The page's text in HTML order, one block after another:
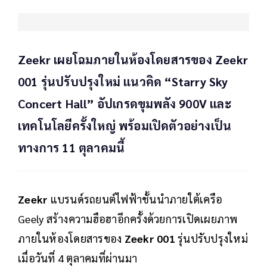
Zeekr เผยโฉมภายในห้องโดยสารของ Zeekr
001 รุ่นปรับปรุงใหม่ แนวคิด “Starry Sky
Concert Hall” อัปเกรดขุมพลัง 900V และ
เทคโนโลยีครั้งใหญ่ พร้อมเปิดตัวอย่างเป็น
ทางการ 11 ตุลาคมนี้
Zeekr แบรนด์รถยนต์ไฟฟ้าชั้นนำภายใต้เครือ
Geely สร้างความฮือฮาอีกครั้งด้วยการเปิดเผยภาพ
ภายในห้องโดยสารของ Zeekr 001 รุ่นปรับปรุงใหม่
เมื่อวันที่ 4 ตุลาคมที่ผ่านมา